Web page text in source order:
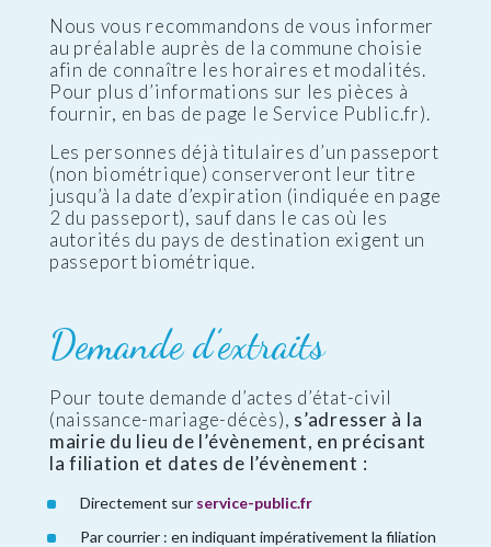
Nous vous recommandons de vous informer
au préalable auprès de la commune choisie
afin de connaître les horaires et modalités.
Pour plus d’informations sur les pièces à
fournir, en bas de page le Service Public.fr).
Les personnes déjà titulaires d’un passeport
(non biométrique) conserveront leur titre
jusqu’à la date d’expiration (indiquée en page
2 du passeport), sauf dans le cas où les
autorités du pays de destination exigent un
passeport biométrique.
Demande d’extraits
Pour toute demande d’actes d’état-civil
(naissance-mariage-décès), s’adresser à la
mairie du lieu de l’évènement, en précisant
la filiation et dates de l’évènement :
Directement sur service-public.fr
Par courrier : en indiquant impérativement la filiation